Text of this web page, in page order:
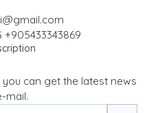
+905433343869
can get the latest news
mail.